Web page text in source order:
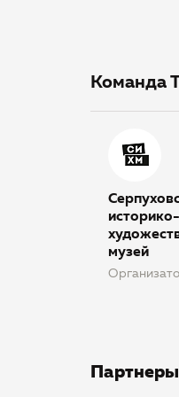
Команда
историко-
музей
Партнеры